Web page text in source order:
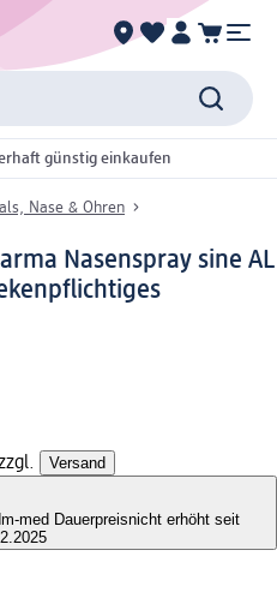
günstig einkaufen
Nase & Ohren
Nasenspray sine AL
Versand
med Dauerpreisnicht erhöht seit